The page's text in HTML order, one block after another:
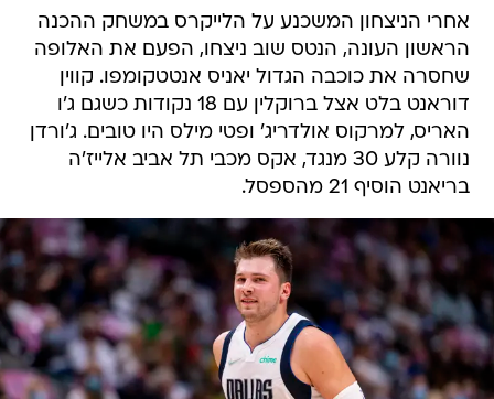
אחרי הניצחון המשכנע על הלייקרס במשחק ההכנה
הראשון העונה, הנטס שוב ניצחו, הפעם את האלופה
שחסרה את כוכבה הגדול יאניס אנטטקומפו. קווין
דוראנט בלט אצל ברוקלין עם 18 נקודות כשגם ג'ו
האריס, למרקוס אולדריג' ופטי מילס היו טובים. ג'ורדן
נוורה קלע 30 מנגד, אקס מכבי תל אביב אלייז'ה
בריאנט הוסיף 21 מהספסל.